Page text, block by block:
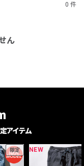
0 件
ん
アイテム
限定 NEW